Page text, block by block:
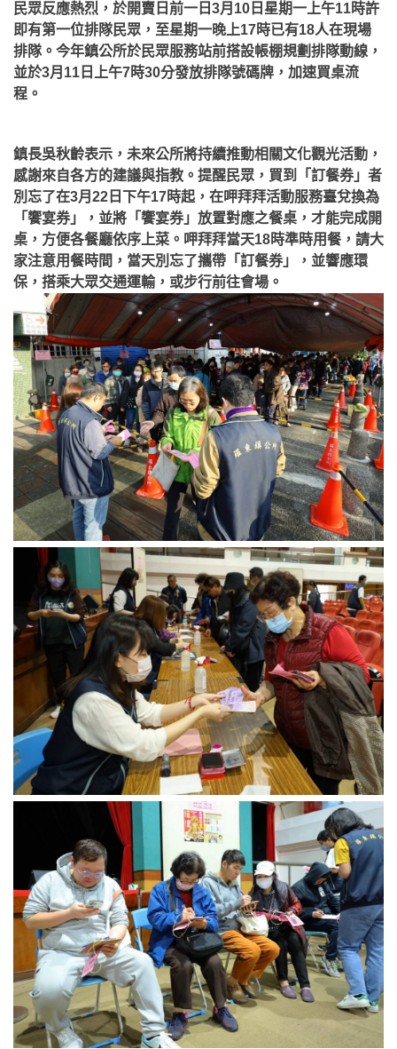
民眾反應熱烈，於開賣日前一日3月10日星期一上午11時許
即有第一位排隊民眾，至星期一晚上17時已有18人在現場
排隊。今年鎮公所於民眾服務站前搭設帳棚規劃排隊動線，
並於3月11日上午7時30分發放排隊號碼牌，加速買桌流
程。
鎮長吳秋齡表示，未來公所將持續推動相關文化觀光活動，
感謝來自各方的建議與指教。提醒民眾，買到「訂餐券」者
別忘了在3月22日下午17時起，在呷拜拜活動服務臺兌換為
「饗宴券」，並將「饗宴券」放置對應之餐桌，才能完成開
桌，方便各餐廳依序上菜。呷拜拜當天18時準時用餐，請大
家注意用餐時間，當天別忘了攜帶「訂餐券」，並響應環
保，搭乘大眾交通運輸，或步行前往會場。